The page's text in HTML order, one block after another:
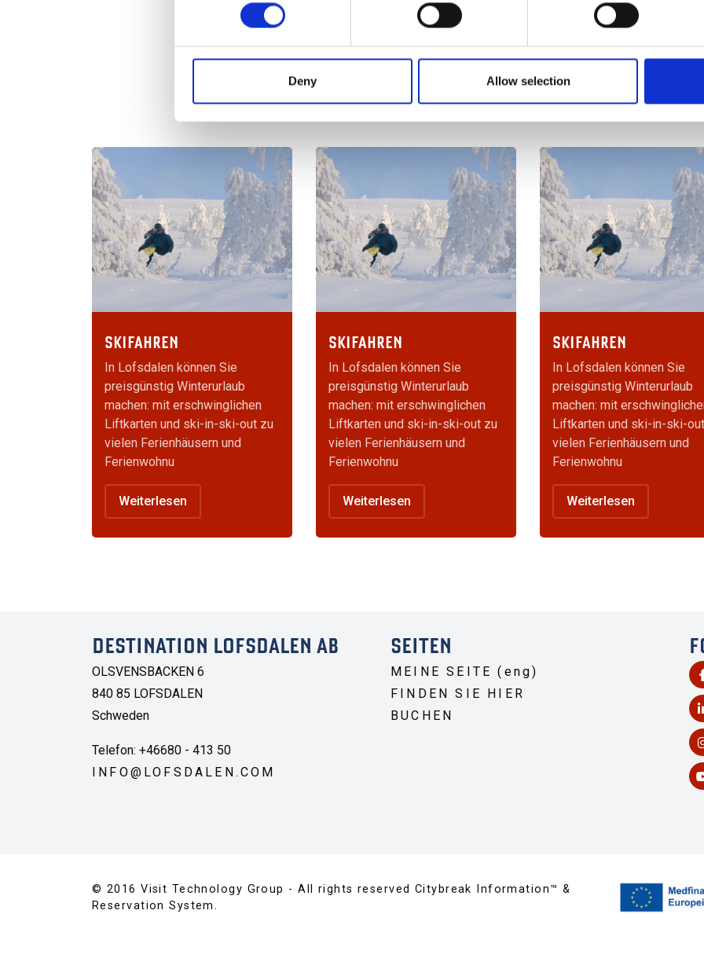
Deny Allow selection
SKIFAHREN
In Lofsdalen können Sie
preisgünstig Winterurlaub
machen: mit erschwinglichen
Liftkarten und ski-in-ski-out zu
vielen Ferienhäusern und
Ferienwohnu
Weiterlesen
SKIFAHREN
In Lofsdalen können Sie
preisgünstig Winterurlaub
machen: mit erschwinglichen
Liftkarten und ski-in-ski-out zu
vielen Ferienhäusern und
Ferienwohnu
Weiterlesen
SKIFAHREN
In Lofsdalen können Sie
preisgünstig Winterurlaub
machen: mit
Liftkarten und ski-in-ski-
vielen Ferienhäusern und
Ferienwohnu
Weiterlesen
DESTINATION LOFSDALEN AB
OLSVENSBACKEN 6
840 85 LOFSDALEN
Schweden
Telefon: +46680 - 413 50
INFO@LOFSDALEN.COM
SEITEN
MEINE SEITE (eng)
FINDEN SIE HIER
BUCHEN
© 2016 Visit Technology Group - All rights reserved Citybreak Information™ &
Reservation System.